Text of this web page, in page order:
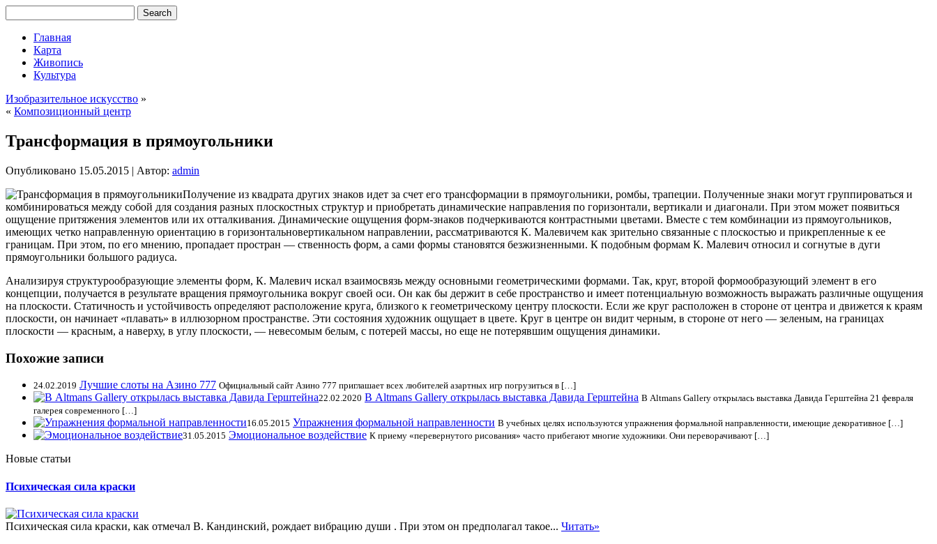
Главная
Карта
Живопись
Культура
Изобразительное искусство »
« Композиционный центр
Трансформация в прямоугольники
Опубликовано 15.05.2015 | Автор: admin
Получение из квадрата других знаков идет за счет его трансформации в прямоугольники, ромбы, трапеции. Полученные знаки могут группироваться и
комбинироваться между собой для создания разных плоскостных структур и приобретать динамические направления по горизонтали, вертикали и диагонали. При этом может появиться
ощущение притяжения элементов или их отталкивания. Динамические ощущения форм-знаков подчеркиваются контрастными цветами. Вместе с тем комбинации из прямоугольников,
имеющих четко направленную ориентацию в горизонтальновертикальном направлении, рассматриваются К. Малевичем как зрительно связанные с плоскостью и прикрепленные к ее
границам. При этом, по его мнению, пропадает простран — ственность форм, а сами формы становятся безжизненными. К подобным формам К. Малевич относил и согнутые в дуги
прямоугольники большого радиуса.
Анализируя структурообразующие элементы форм, К. Малевич искал взаимосвязь между основными геометрическими формами. Так, круг, второй формообразующий элемент в его
концепции, получается в результате вращения прямоугольника вокруг своей оси. Он как бы держит в себе пространство и имеет потенциальную возможность выражать различные ощущения
на плоскости. Статичность и устойчивость определяют расположение круга, близкого к геометрическому центру плоскости. Если же круг расположен в стороне от центра и движется к краям
плоскости, он начинает «плавать» в иллюзорном пространстве. Эти состояния художник ощущает в цвете. Круг в центре он видит черным, в стороне от него — зеленым, на границах
плоскости — красным, а наверху, в углу плоскости, — невесомым белым, с потерей массы, но еще не потерявшим ощущения динамики.
Похожие записи
24.02.2019 Лучшие слоты на Азино 777 Официальный сайт Азино 777 приглашает всех любителей азартных игр погрузиться в […]
22.02.2020 В Altmans Gallery открылась выставка Давида Герштейна В Altmans Gallery открылась выставка Давида Герштейна 21 февраля
галерея современного […]
16.05.2015 Упражнения формальной направленности В учебных целях используются упражнения формальной направленности, имеющие декоративное […]
31.05.2015 Эмоциональное воздействие К приему «перевернутого рисования» часто прибегают многие художники. Они переворачивают […]
Новые статьи
Психическая сила краски
Психическая сила краски, как отмечал В. Кандинский, рождает вибрацию души . При этом он предполагал такое... Читать»